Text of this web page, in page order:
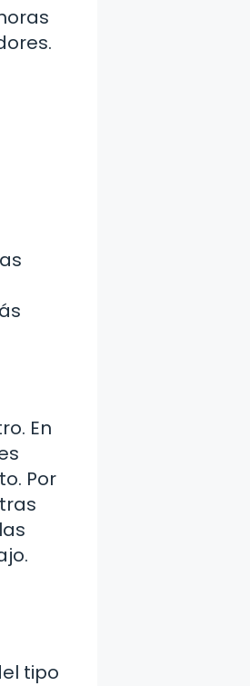
En
Por
tipo